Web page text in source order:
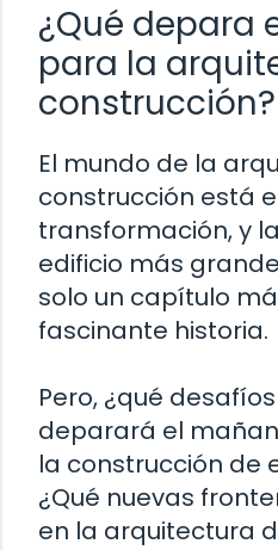
¿Qué depara
para la
construcción?
El mundo de la
construcción está
transformación, y
edificio más
solo un capítulo
fascinante historia.
Pero, ¿qué
deparará el
la construcción de
¿Qué nuevas
en la arquitectura